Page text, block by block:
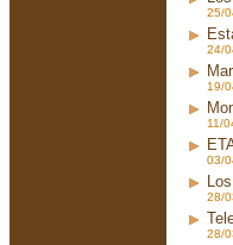
25/
24/
19/
11/
03/
28/
28/